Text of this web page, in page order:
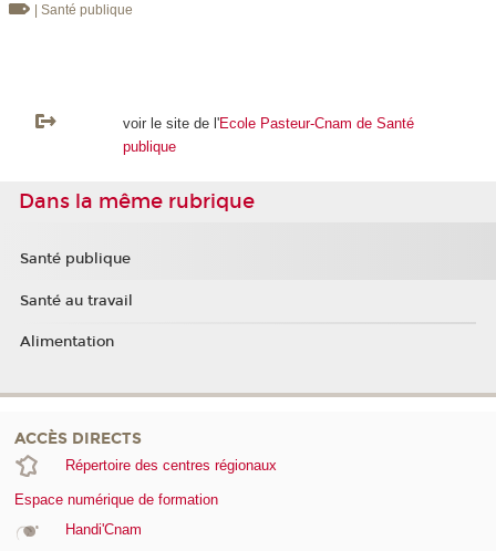
| Santé publique
voir le site de l'Ecole Pasteur-Cnam de Santé
publique
Dans la même rubrique
Santé publique
Santé au travail
Alimentation
ACCÈS DIRECTS
Répertoire des centres régionaux
Espace numérique de formation
Handi'Cnam